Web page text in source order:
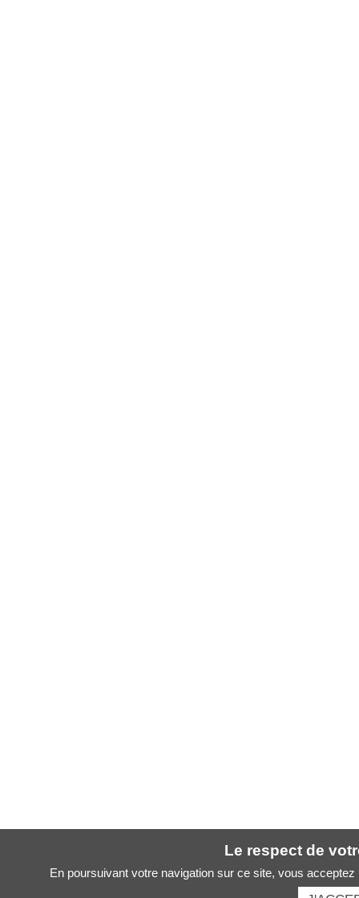
Le respect de
En poursuivant votre navigation sur ce site, vous